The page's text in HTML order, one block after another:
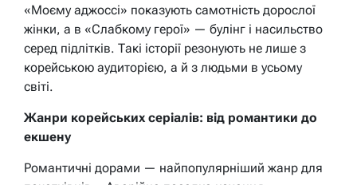
«Моєму аджоссі» показують самотність дорослої
жінки, а в «Слабкому герої» — булінг і насильство
серед підлітків. Такі історії резонують не лише з
корейською аудиторією, а й з людьми в усьому
світі.
Жанри корейських серіалів: від романтики до
екшену
Романтичні дорами — найпопулярніший жанр для